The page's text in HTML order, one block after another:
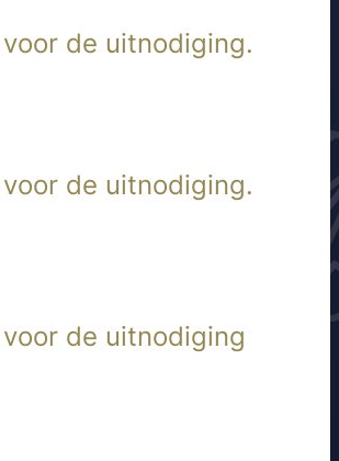
de uitnodiging.
de uitnodiging.
de uitnodiging